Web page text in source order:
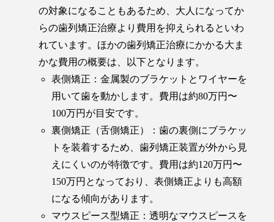
の対象になることもあるため、大人になってか
らの歯列矯正治療より費用を抑えられるといわ
れています。ほかの歯列矯正治療にかかる大ま
かな費用の概要は、以下となります。
表側矯正：金属製のブラケットとワイヤーを
用いて歯を動かします。費用は約80万円〜
100万円が目安です。
裏側矯正（舌側矯正）：歯の裏側にブラケッ
トを装着するため、歯列矯正装置が外から見
えにくいのが特徴です。費用は約120万円〜
150万円となっており、表側矯正よりも高額
になる傾向があります。
マウスピース型矯正：透明なマウスピースを